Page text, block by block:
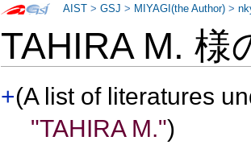
TAHIRA M. 様
+(A list of literatures
"TAHIRA M.")
AIST >GSJ > MIYAGI(the Author) >